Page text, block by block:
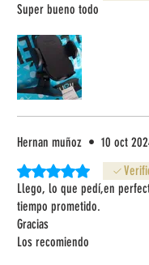
Super bueno todo
Hernan muñoz • 10 oct
Obtuvo 5 de 5
Llego, lo que pedí,en
tiempo prometido.
Gracias
Los recomiendo